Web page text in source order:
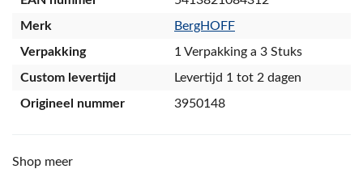
Merk
BergHOFF
Verpakking
1 Verpakking a 3 Stuks
Custom levertijd
Levertijd 1 tot 2 dagen
Origineel nummer
3950148
Shop meer